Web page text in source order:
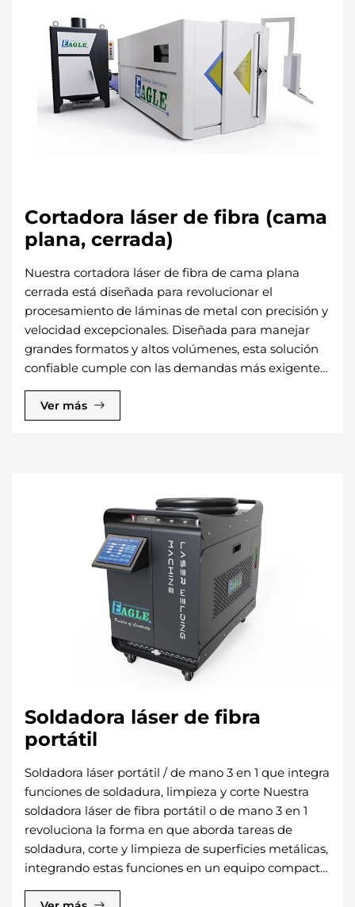
Cortadora láser de fibra (cama
plana, cerrada)
Nuestra cortadora láser de fibra de cama plana
cerrada está diseñada para revolucionar el
procesamiento de láminas de metal con precisión y
velocidad excepcionales. Diseñada para manejar
grandes formatos y altos volúmenes, esta solución
confiable cumple con las demandas más exigentes
eficiencia operativa.
Ver más
Soldadora láser de fibra
portátil
Soldadora láser portátil / de mano 3 en 1 que integra
funciones de soldadura, limpieza y corte Nuestra
soldadora láser de fibra portátil o de mano 3 en 1
revoluciona la forma en que aborda tareas de
soldadura, corte y limpieza de superficies metálicas,
integrando estas funciones en un equipo compacto